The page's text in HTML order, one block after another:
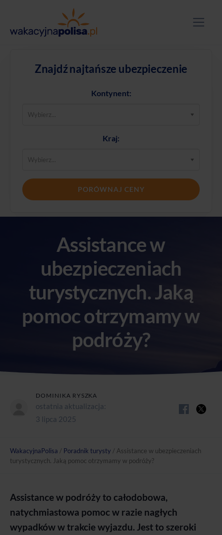
Znajdź najtańsze ubezpieczenie
Kontynent:
Kraj:
PORÓWNAJ CENY
Assistance w
ubezpieczeniach
turystycznych. Jaką
pomoc otrzymamy w
podróży?
DOMINIKA RYSZKA
ostatnia aktualizacja:
3 lipca 2025
WakacyjnaPolisa / Poradnik turysty / Assistance w ubezpieczeniach
turystycznych. Jaką pomoc otrzymamy w podróży?
Assistancew podróżyto całodobowa,
natychmiastowa pomoc w razie nagłych
wypadkóww trakcie wyjazdu. Jest to szeroki